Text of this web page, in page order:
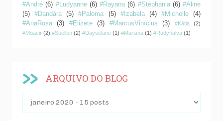
#André (6) #Ludyanne (6) #Rayana (6) #Stephania (6) #Aline
(5)
#Dandára (5) #Paloma (5) #Izabela (4) #Michelle
(4)
#AnaRosa
(3) #Elizete (3) #MarcusVinícius (3) #Kátia
(2)
#Moacir (2) #Suellen (2) #Dayselane (1) #Mariana (1) #Rudynalva (1)
ARQUIVO DO BLOG